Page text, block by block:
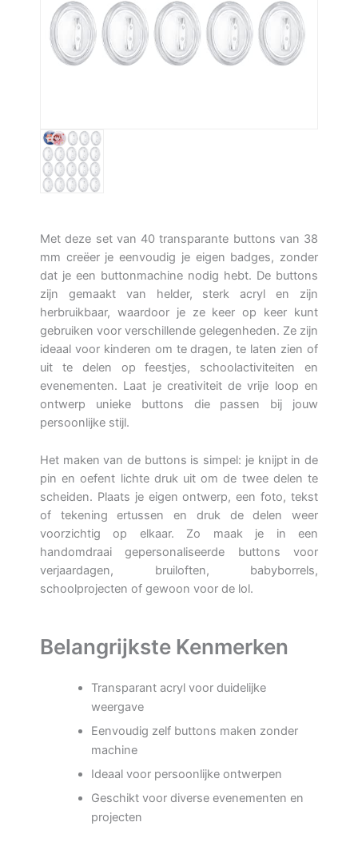
Met deze set van 40 transparante buttons van 38
mm creëer je eenvoudig je eigen badges, zonder
dat je een buttonmachine nodig hebt. De buttons
zijn gemaakt van helder, sterk acryl en zijn
herbruikbaar, waardoor je ze keer op keer kunt
gebruiken voor verschillende gelegenheden. Ze zijn
ideaal voor kinderen om te dragen, te laten zien of
uit te delen op feestjes, schoolactiviteiten en
evenementen. Laat je creativiteit de vrije loop en
ontwerp unieke buttons die passen bij jouw
persoonlijke stijl.
Het maken van de buttons is simpel: je knijpt in de
pin en oefent lichte druk uit om de twee delen te
scheiden. Plaats je eigen ontwerp, een foto, tekst
of tekening ertussen en druk de delen weer
voorzichtig op elkaar. Zo maak je in een
handomdraai gepersonaliseerde buttons voor
verjaardagen, bruiloften, babyborrels,
schoolprojecten of gewoon voor de lol.
Belangrijkste Kenmerken
Transparant acryl voor duidelijke
weergave
Eenvoudig zelf buttons maken zonder
machine
Ideaal voor persoonlijke ontwerpen
Geschikt voor diverse evenementen en
projecten